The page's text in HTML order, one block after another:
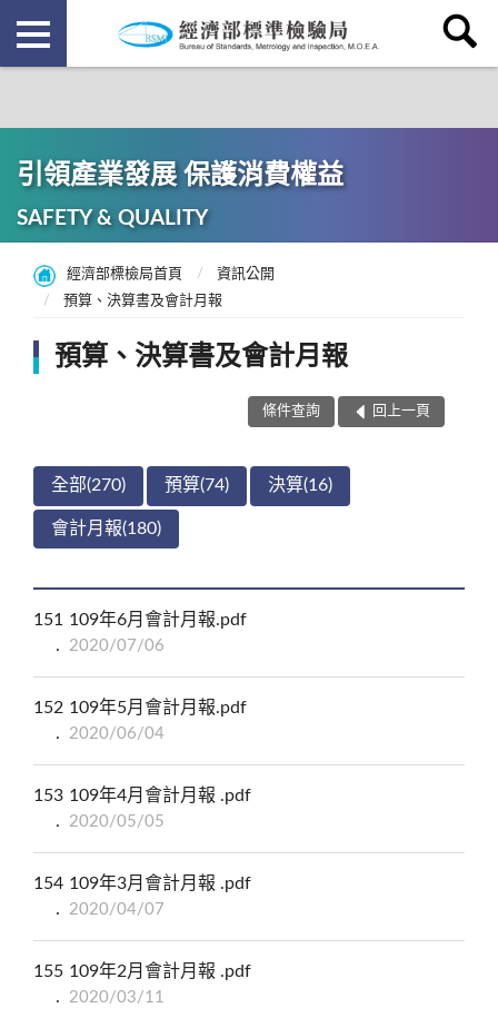
引領產業發展 保護消費權益
SAFETY & QUALITY
經濟部標檢局首頁
資訊公開
預算、決算書及會計月報
預算、決算書及會計月報
條件查詢 回上一頁
全部(270) 預算(74) 決算(16)
會計月報(180)
151 109年6月會計月報.pdf
2020/07/06
152 109年5月會計月報.pdf
2020/06/04
153 109年4月會計月報 .pdf
2020/05/05
154 109年3月會計月報 .pdf
2020/04/07
155 109年2月會計月報 .pdf
2020/03/11